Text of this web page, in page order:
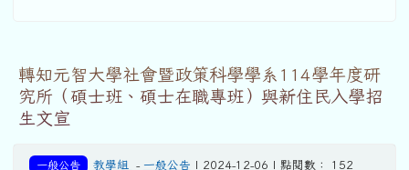
轉知元智大學社會暨政策科學學系114學年度研
究所（碩士班、碩士在職專班）與新住民入學招
生文宣
一般公告 教學組 - 一般公告 | 2024-12-06 | 點閱數： 152